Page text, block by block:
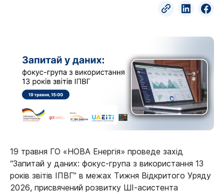
19 травня ГО «НОВА Енергія» проведе захід
“Запитай у даних: фокус-група з використання 13
років звітів ІПВГ” в межах Тижня Відкритого Уряду
2026, присвячений розвитку ШІ-асистента